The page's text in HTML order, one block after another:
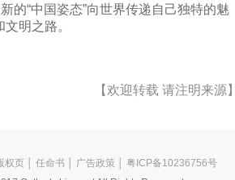
的“中国姿态”向世界传递自己独特的魅
明之路。
【欢迎转载 请注明来源】
权页 任命书 广告政策 │ 粤ICP备10236756号